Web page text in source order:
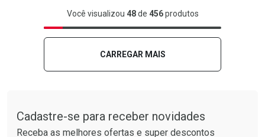
FECHAR
Laboratório
FECHAR
Por Menos Laboratório
Por Menos
Você visualizou 48de 456produtos
CARREGAR MAIS
Cadastre-se para receber novidades
Receba as melhores ofertas e super descontos